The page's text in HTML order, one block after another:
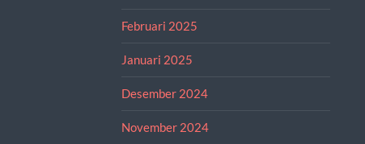
Februari 2025
Januari 2025
Desember 2024
November 2024